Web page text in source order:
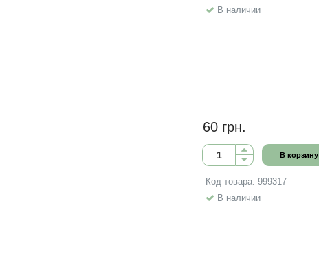
В наличии
60 грн.
В корзину
Код товара: 999317
В наличии